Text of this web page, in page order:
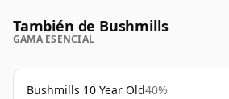
También de Bushmills
GAMA ESENCIAL
Bushmills 10 Year Old40%